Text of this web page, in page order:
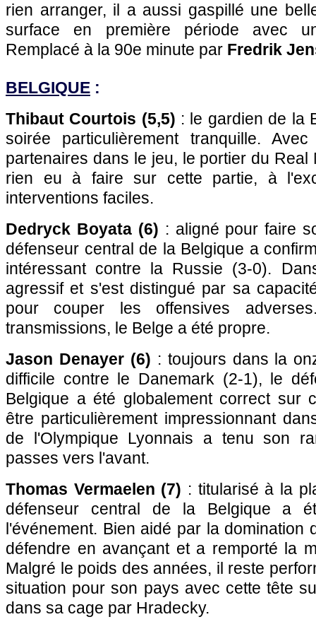
rien arranger, il a aussi gaspillé une
surface en première période avec
Remplacé à la 90e minute par Fredrik
BELGIQUE :
Thibaut Courtois (5,5) : le gardien de la
soirée particulièrement tranquille.
partenaires dans le jeu, le portier du Real
rien eu à faire sur cette partie, à
interventions faciles.
Dedryck Boyata (6) : aligné pour faire
défenseur central de la Belgique a
intéressant contre la Russie (3-0).
agressif et s'est distingué par sa
pour couper les offensives
transmissions, le Belge a été propre.
Jason Denayer (6) : toujours dans la
difficile contre le Danemark (2-1), le
Belgique a été globalement correct sur
être particulièrement impressionnant
de l'Olympique Lyonnais a tenu son
passes vers l'avant.
Thomas Vermaelen (7) : titularisé à la
défenseur central de la Belgique a
l'événement. Bien aidé par la domination
défendre en avançant et a remporté la
Malgré le poids des années, il reste
situation pour son pays avec cette tête
dans sa cage par Hradecky.